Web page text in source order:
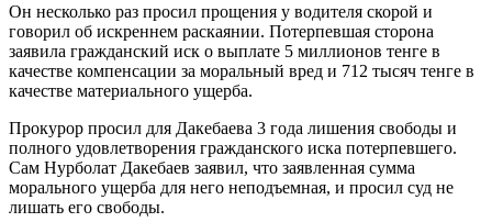
Он несколько раз просил прощения у водителя скорой и
говорил об искреннем раскаянии. Потерпевшая сторона
заявила гражданский иск о выплате 5 миллионов тенге в
качестве компенсации за моральный вред и 712 тысяч тенге в
качестве материального ущерба.
Прокурор просил для Дакебаева 3 года лишения свободы и
полного удовлетворения гражданского иска потерпевшего.
Сам Нурболат Дакебаев заявил, что заявленная сумма
морального ущерба для него неподъемная, и просил суд не
лишать его свободы.